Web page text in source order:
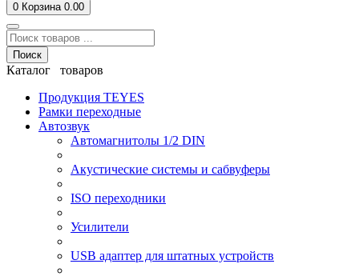
0 Корзина 0.00
Поиск
Каталог товаров
Продукция TEYES
Рамки переходные
Автозвук
Автомагнитолы 1/2 DIN
Акустические системы и сабвуферы
ISO переходники
Усилители
USB адаптер для штатных устройств